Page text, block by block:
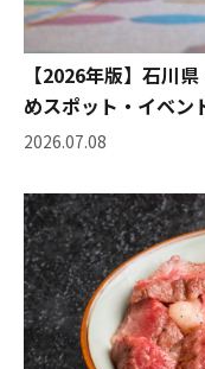
【2026年版】石川
めスポット・イベン
2026.07.08